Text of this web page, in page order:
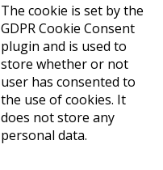
The cookie is set by the
GDPR Cookie Consent
plugin and is used to
store whether or not
user has consented to
the use of cookies. It
does not store any
personal data.